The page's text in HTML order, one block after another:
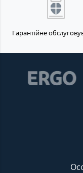
Гарантійне